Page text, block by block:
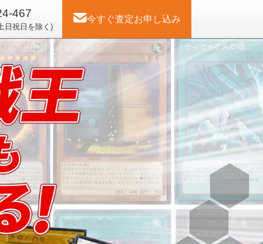
467
日祝日を除く)
今すぐ査定お申し込み